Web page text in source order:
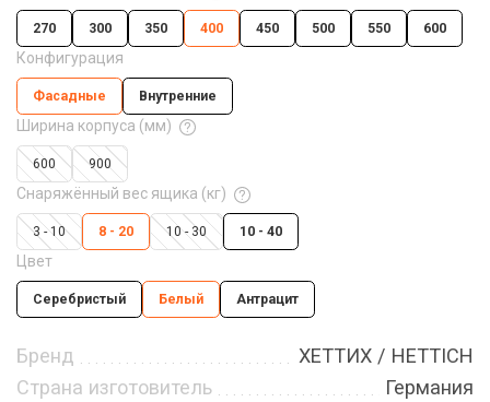
270 300 350 400 450 500 550 600
Конфигурация
Фасадные Внутренние
Ширина корпуса (мм)
600 900
Снаряжённый вес ящика (кг)
3 - 10 8 - 20 10 - 30 10 - 40
Цвет
Серебристый Белый Антрацит
Бренд
ХЕТТИХ / HETTICH
Страна изготовитель
Германия